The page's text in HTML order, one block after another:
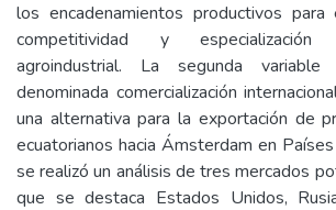
los encadenamientos productivos
competitividad y
agroindustrial. La segunda variable
denominada comercialización
una alternativa para la exportación de
ecuatorianos hacia Ámsterdam en
se realizó un análisis de tres mercados
que se destaca Estados Unidos,